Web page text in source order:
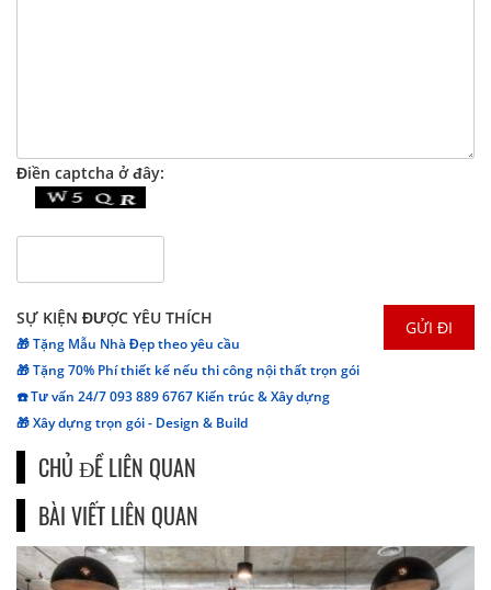
Điền captcha ở đây:
SỰ KIỆN ĐƯỢC YÊU THÍCH
🎁 Tặng Mẫu Nhà Đẹp theo yêu cầu
🎁 Tặng 70% Phí thiết kế nếu thi công nội thất trọn gói
☎️ Tư vấn 24/7 093 889 6767 Kiến trúc & Xây dựng
🎁 Xây dựng trọn gói - Design & Build
CHỦ ĐỀ LIÊN QUAN
BÀI VIẾT LIÊN QUAN